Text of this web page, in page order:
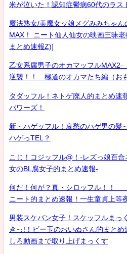
米が泣いた！認知症鬱病60代のラス
魔法熟女/美魔女ッ娘メグみみちゃ
MAX！ ニート仙人仙女の映画三昧
まとめ速報Z)]
乙女系腐男子のオカマッフル
逆襲！！ 極道のオカマたち編（お
タダッフル！ネトゲ廃人的まとめ速
パワーズ！
新・ハゲッフル！哀愁のハゲ男の髪
ハゲっTEL？
こじ！コジッフル@！-レズっ娘百
女のBL腐女子的まとめ速報-
何だ！何が？真・シロッフル！
ニート的まとめ速報！一生童貞上等
男装スケバン女子！スケッフルまっ
きっ!！ビー玉のおいぬさん的まと
しろ動画まで取り上げまっくす